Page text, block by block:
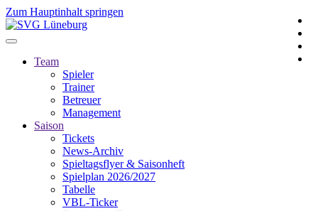
Zum Hauptinhalt springen
Team
Spieler
Trainer
Betreuer
Management
Saison
Tickets
News-Archiv
Spieltagsflyer & Saisonheft
Spielplan 2026/2027
Tabelle
VBL-Ticker